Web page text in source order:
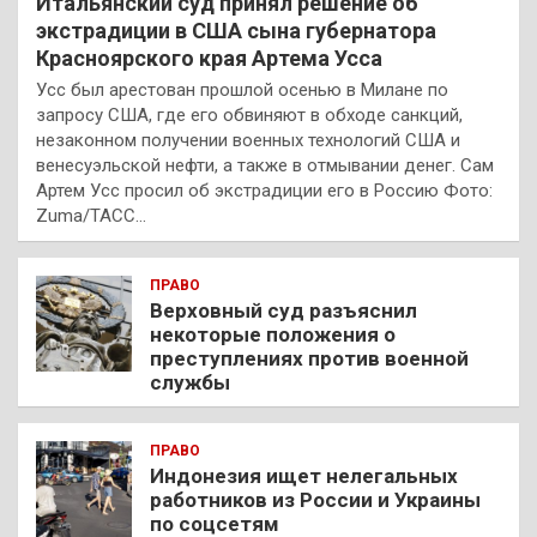
экстрадиции в США сына губернатора
Красноярского края Артема Усса
Усс был арестован прошлой осенью в Милане по
запросу США, где его обвиняют в обходе санкций,
незаконном получении военных технологий США и
венесуэльской нефти, а также в отмывании денег. Сам
Артем Усс просил об экстрадиции его в Россию Фото:
Zuma/ТАСС…
ПРАВО
Верховный суд разъяснил
некоторые положения о
преступлениях против военной
службы
ПРАВО
Индонезия ищет нелегальных
работников из России и Украины
по соцсетям